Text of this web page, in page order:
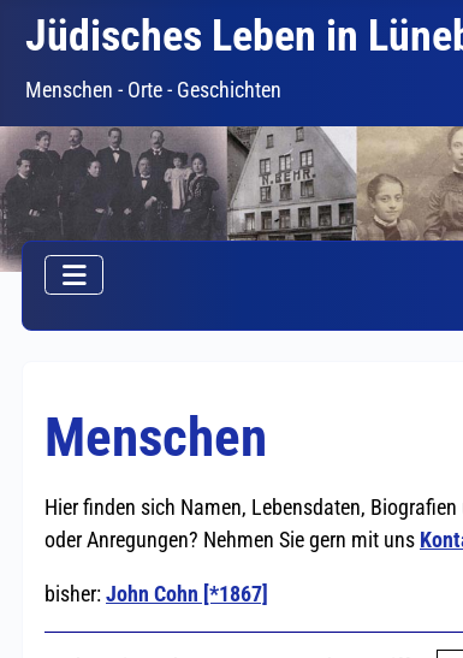
Jüdisches Leben in
Menschen - Orte - Geschichten